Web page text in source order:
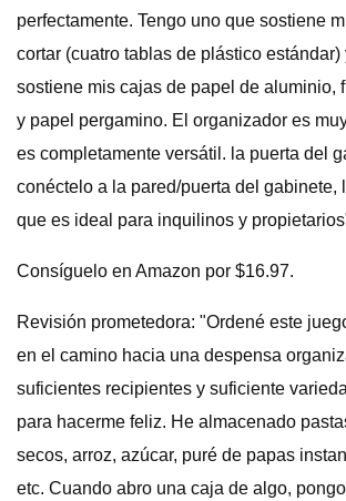
perfectamente. Tengo uno que sostiene
cortar (cuatro tablas de plástico estándar)
sostiene mis cajas de papel de aluminio,
y papel pergamino. El organizador es
es completamente versátil. la puerta del
conéctelo a la pared/puerta del gabinete,
que es ideal para inquilinos y
Consíguelo en Amazon por $16.97.
Revisión prometedora: "Ordené este
en el camino hacia una despensa
suficientes recipientes y suficiente
para hacerme feliz. He almacenado
secos, arroz, azúcar, puré de papas
etc. Cuando abro una caja de algo,